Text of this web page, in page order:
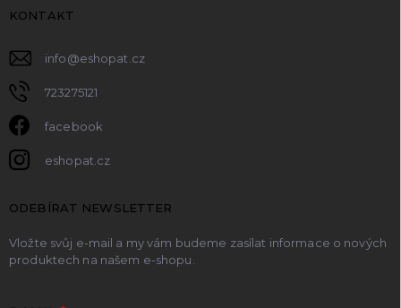
KONTAKT
info@eshopat.cz
723275121
facebook
eshopat.cz
ODEBÍRAT NEWSLETTER
Vložte svůj e-mail a my vám budeme zasílat informace o nových
produktech na našem e-shopu.